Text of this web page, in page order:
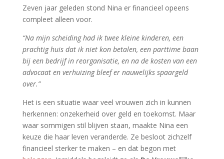
Zeven jaar geleden stond Nina er financieel opeens
compleet alleen voor.
“Na mijn scheiding had ik twee kleine kinderen, een
prachtig huis dat ik niet kon betalen, een parttime baan
bij een bedrijf in reorganisatie, en na de kosten van een
advocaat en verhuizing bleef er nauwelijks spaargeld
over.”
Het is een situatie waar veel vrouwen zich in kunnen
herkennen: onzekerheid over geld en toekomst. Maar
waar sommigen stil blijven staan, maakte Nina een
keuze die haar leven veranderde. Ze besloot zichzelf
financieel sterker te maken – en dat begon met